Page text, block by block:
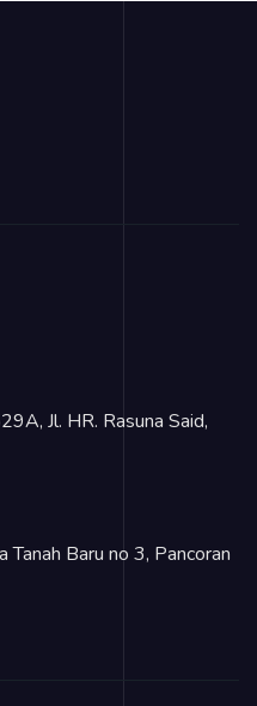
Jl. HR. Rasuna Said,
Tanah Baru no 3, Pancoran